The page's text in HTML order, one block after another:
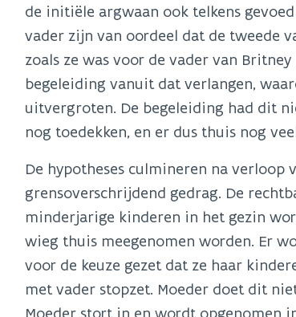
de initiële argwaan ook telkens
vader zijn van oordeel dat de tweede
zoals ze was voor de vader van
begeleiding vanuit dat verlangen,
uitvergroten. De begeleiding had dit
nog toedekken, en er dus thuis nog
De hypotheses culmineren na verloop
grensoverschrijdend gedrag. De
minderjarige kinderen in het gezin
wieg thuis meegenomen worden. Er
voor de keuze gezet dat ze haar
met vader stopzet. Moeder doet dit
Moeder stort in en wordt opgenomen